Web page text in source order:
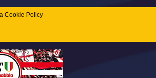
Cookie Policy